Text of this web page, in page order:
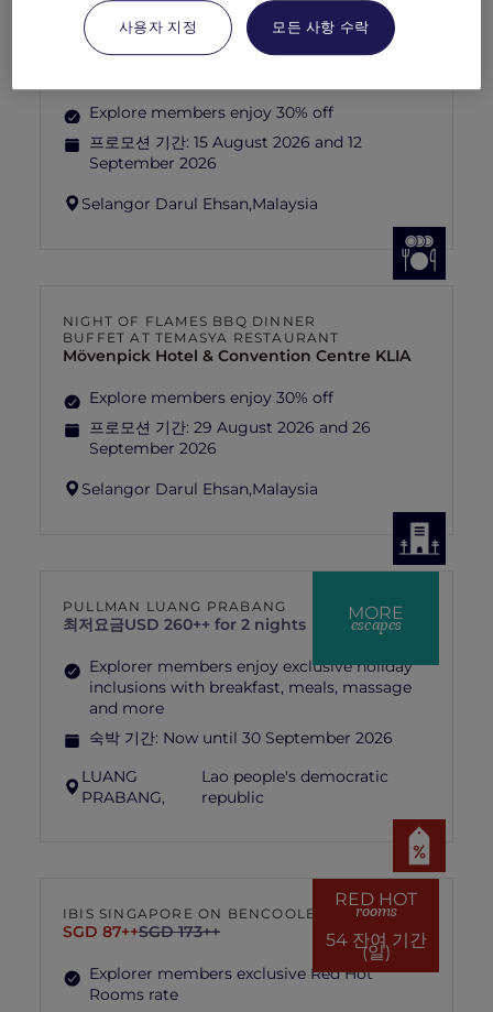
FISHERMAN’S FLAME FEAST THEME
NIGHT BUFFET AT TEMASYA
RESTAURANT
Explore members enjoy 30% off
프로모션 기간: 15 August 2026 and 12
September 2026
Selangor Darul Ehsan,Malaysia
NIGHT OF FLAMES BBQ DINNER
BUFFET AT TEMASYA RESTAURANT
Mövenpick Hotel & Convention Centre KLIA
Explore members enjoy 30% off
프로모션 기간: 29 August 2026 and 26
September 2026
Selangor Darul Ehsan,Malaysia
MORE
escapes
PULLMAN LUANG PRABANG
최저요금USD 260++ for 2 nights
Explorer members enjoy exclusive holiday
inclusions with breakfast, meals, massage
and more
숙박 기간: Now until 30 September 2026
LUANG
PRABANG,
Lao people's democratic
republic
RED HOT
rooms
54 잔여 기간
(일)
IBIS SINGAPORE ON BENCOOLEN
SGD 87++SGD 173++
Explorer members exclusive Red Hot
Rooms rate
사용자 지정 모든 사항 수락